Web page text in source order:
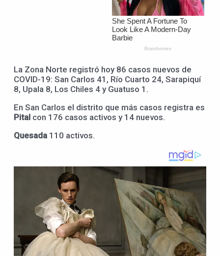
La Zona Norte registró hoy 86 casos nuevos de
COVID-19: San Carlos 41, Río Cuarto 24, Sarapiquí
8, Upala 8, Los Chiles 4 y Guatuso 1.
En San Carlos el distrito que más casos registra es
Pital con 176 casos activos y 14 nuevos.
Quesada 110 activos.